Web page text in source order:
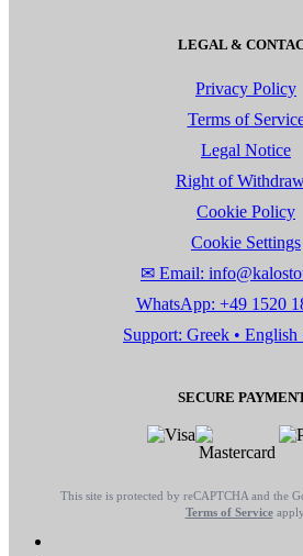
LEGAL &
Privacy Policy
Terms of
Legal Notice
Right of
Cookie Policy
Cookie Settings
✉ Email:
WhatsApp: +49 1520
Support: Greek • English
SECURE
This site is protected by reCAPTCHA and the
Terms of Serviceapply.